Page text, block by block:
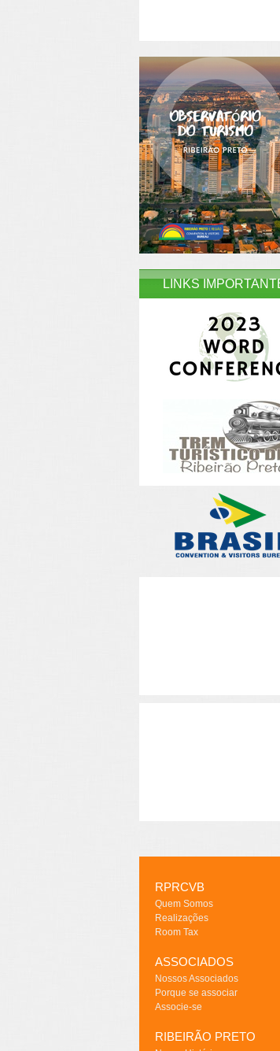
LINKS
RPRCVB
Quem Somos
Realizações
Room Tax
ASSOCIADOS
Nossos Associados
Porque se associar
Associe-se
RIBEIRÃO PRETO